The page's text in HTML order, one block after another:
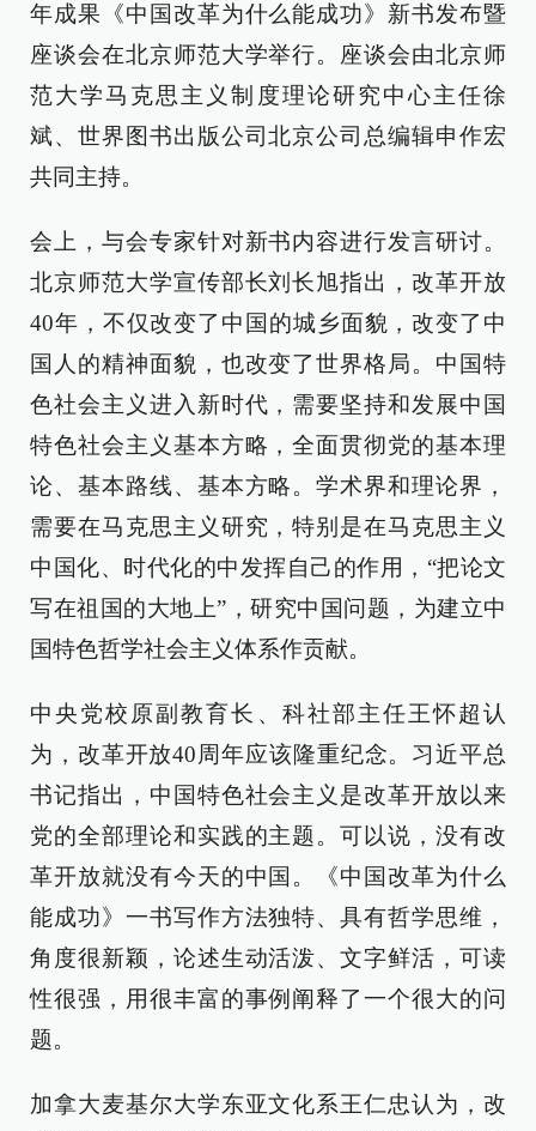
年成果《中国改革为什么能成功》新书发布暨
座谈会在北京师范大学举行。座谈会由北京师
范大学马克思主义制度理论研究中心主任徐
斌、世界图书出版公司北京公司总编辑申作宏
共同主持。
会上，与会专家针对新书内容进行发言研讨。
北京师范大学宣传部长刘长旭指出，改革开放
40年，不仅改变了中国的城乡面貌，改变了中
国人的精神面貌，也改变了世界格局。中国特
色社会主义进入新时代，需要坚持和发展中国
特色社会主义基本方略，全面贯彻党的基本理
论、基本路线、基本方略。学术界和理论界，
需要在马克思主义研究，特别是在马克思主义
中国化、时代化的中发挥自己的作用，“把论文
写在祖国的大地上”，研究中国问题，为建立中
国特色哲学社会主义体系作贡献。
中央党校原副教育长、科社部主任王怀超认
为，改革开放40周年应该隆重纪念。习近平总
书记指出，中国特色社会主义是改革开放以来
党的全部理论和实践的主题。可以说，没有改
革开放就没有今天的中国。《中国改革为什么
能成功》一书写作方法独特、具有哲学思维，
角度很新颖，论述生动活泼、文字鲜活，可读
性很强，用很丰富的事例阐释了一个很大的问
题。
加拿大麦基尔大学东亚文化系王仁忠认为，改